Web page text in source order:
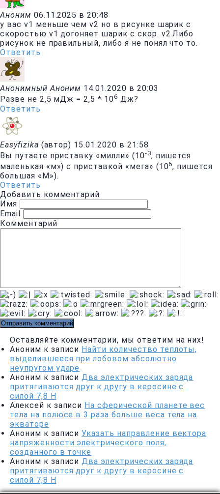
Аноним 06.11.2025 в 20:48
у вас v1 меньше чем v2 но в рисунке шарик с
скоростью v1 догоняет шарик с скор. v2.Либо
рисунок не правильный, либо я не понял что то.
Ответить
Анонимный Аноним 14.01.2020 в 20:03
Разве не 2,5 мДж = 2,5 * 106 Дж?
Ответить
Easyfizika (автор) 15.01.2020 в 21:58
Вы путаете приставку «милли» (10-3, пишется
маленькая «м») с приставкой «мега» (106, пишется
большая «М»).
Ответить
Добавить комментарий
Имя
Email
Комментарий
Оставляйте комментарии, мы ответим на них!
Аноним к записи Найти количество теплоты,
выделившееся при лобовом абсолютно
неупругом ударе
Аноним к записиДва электрических заряда
притягиваются друг к другу в керосине с
силой 7,8 Н
Алексей к записи На сферической планете вес
тела на полюсе в 3 раза больше веса тела на
экваторе
Аноним к записиУказать направление вектора
напряженности электрического поля,
созданного в точке
Аноним к записиДва электрических заряда
притягиваются друг к другу в керосине с
силой 7,8 Н